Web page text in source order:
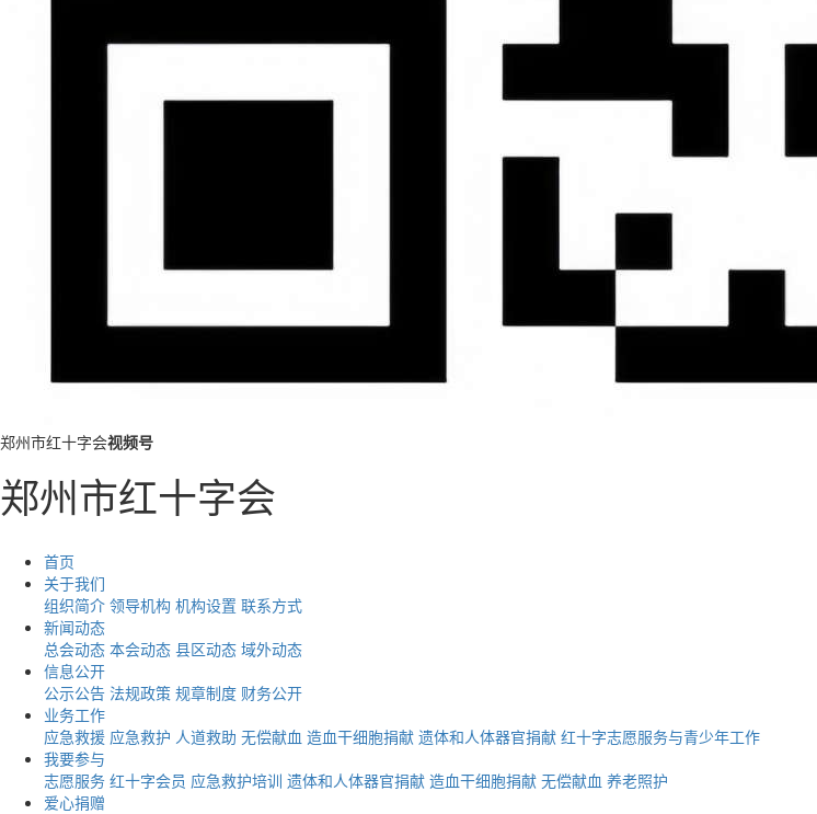
郑州市红十字会视频号
郑州市红十字会
首页
关于我们
组织简介 领导机构 机构设置 联系方式
新闻动态
总会动态 本会动态 县区动态 域外动态
信息公开
公示公告 法规政策 规章制度 财务公开
业务工作
应急救援 应急救护 人道救助 无偿献血 造血干细胞捐献 遗体和人体器官捐献 红十字志愿服务与青少年工作
我要参与
志愿服务 红十字会员 应急救护培训 遗体和人体器官捐献 造血干细胞捐献 无偿献血 养老照护
爱心捐赠